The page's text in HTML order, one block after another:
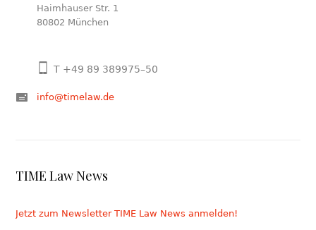
Haimhauser Str. 1
80802 München
T +49 89 389975–50
info@timelaw.de
TIME Law News
Jetzt zum Newsletter TIME Law News anmelden!